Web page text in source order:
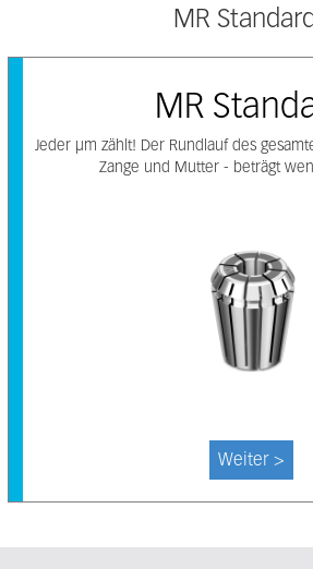
MR Standard
MR
Jeder μm zählt! Der Rundlauf des
Zange und Mutter - beträgt
Weiter >